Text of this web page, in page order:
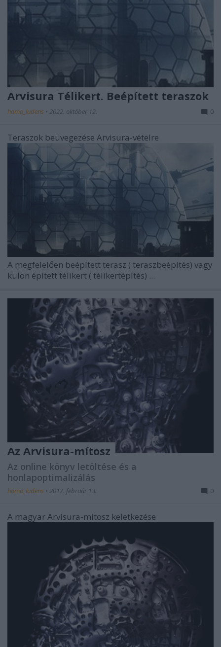
Arvisura Télikert. Beépített teraszok
homo_ludens • 2022. október 12. 0
Teraszok beüvegezése Arvisura-vételre
A megfelelően beépített terasz ( teraszbeépítés) vagy
külön épített télikert ( télikertépítés) ...
Az Arvisura-mítosz
Az online könyv letöltése és a
honlapoptimalizálás
homo_ludens • 2017. február 13. 0
A magyar Arvisura-mítosz keletkezése